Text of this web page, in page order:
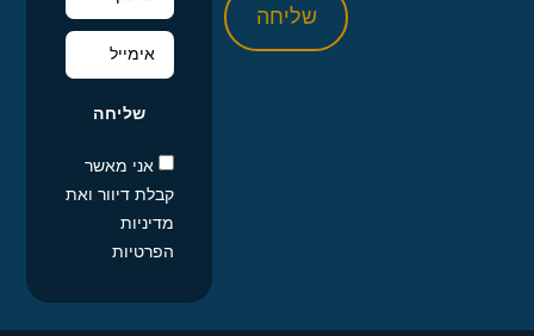
שליחה
אני מאשר
קבלת דיוור ואת
מדיניות
הפרטיות
שליחה